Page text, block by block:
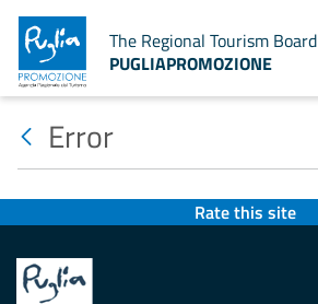
The Regional Tourism Board
PUGLIAPROMOZIONE
Error
Rate this site